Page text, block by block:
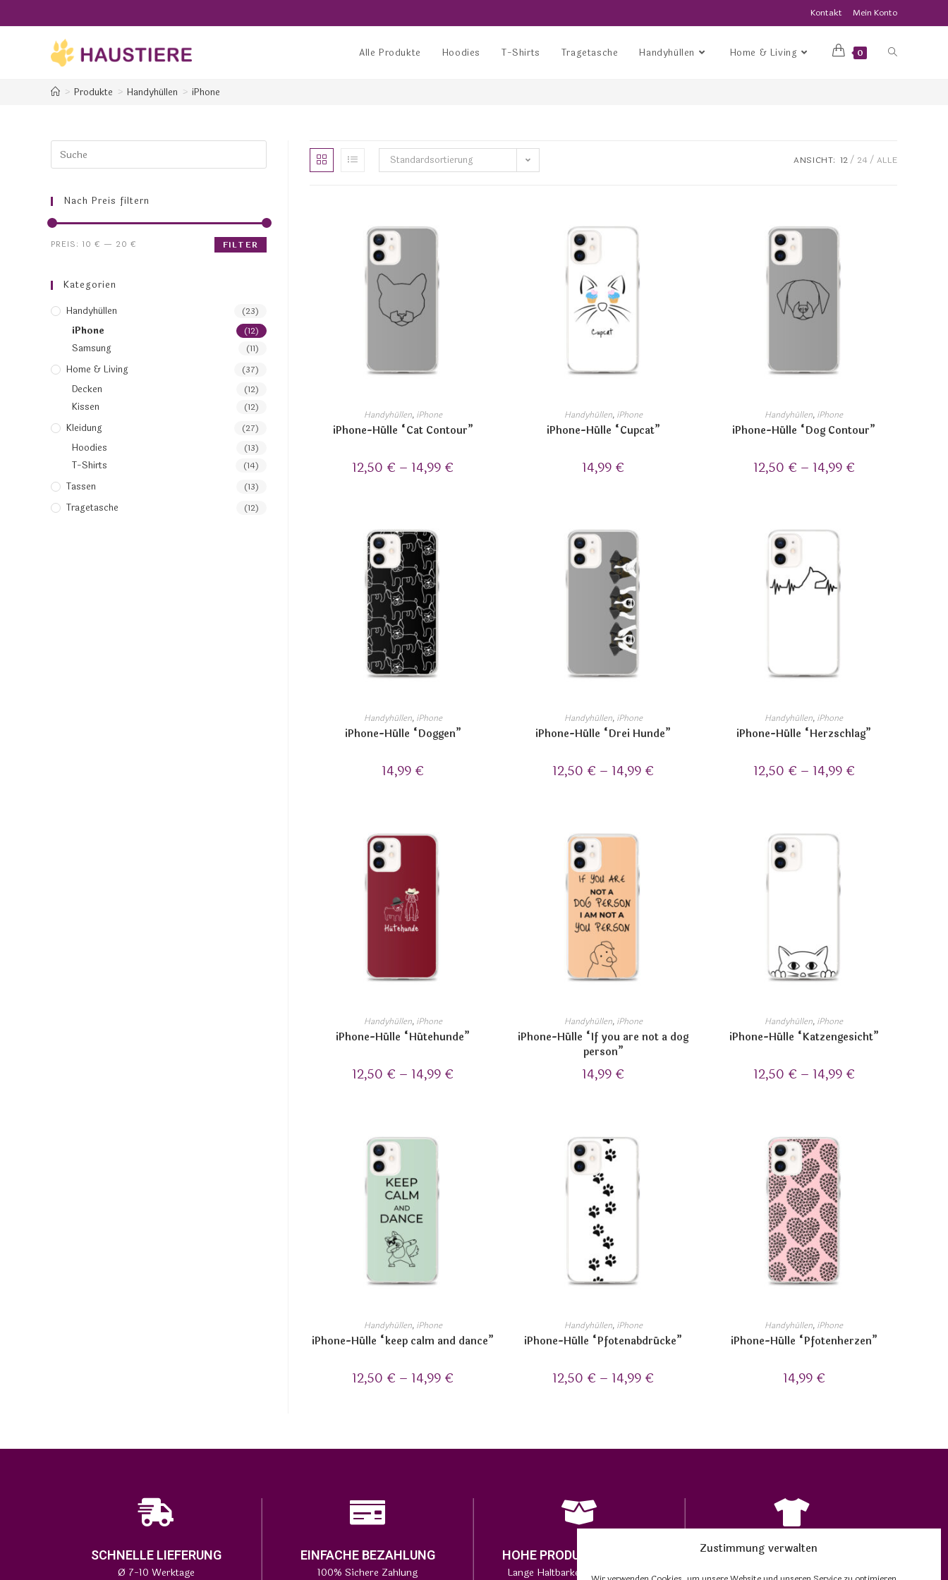
Zustimmung verwalten
Kontakt Mein Konto
Alle Produkte Hoodies T-Shirts Tragetasche Handyhüllen Home & Living 0
> Produkte > Handyhüllen > iPhone
Standardsortierung ANSICHT: 12 24 ALLE
Handyhüllen, iPhone
iPhone-Hülle “Cat Contour”
12,50 € – 14,99 €
Handyhüllen, iPhone
iPhone-Hülle “Cupcat”
14,99 €
Handyhüllen, iPhone
iPhone-Hülle “Dog Contour”
12,50 € – 14,99 €
Handyhüllen, iPhone
iPhone-Hülle “Doggen”
14,99 €
Handyhüllen, iPhone
iPhone-Hülle “Drei Hunde”
12,50 € – 14,99 €
Handyhüllen, iPhone
iPhone-Hülle “Herzschlag”
12,50 € – 14,99 €
Handyhüllen, iPhone
iPhone-Hülle “Hütehunde”
12,50 € – 14,99 €
Handyhüllen, iPhone
iPhone-Hülle “If you are not a dog
person”
14,99 €
Handyhüllen, iPhone
iPhone-Hülle “Katzengesicht”
12,50 € – 14,99 €
Handyhüllen, iPhone
iPhone-Hülle “keep calm and dance”
12,50 € – 14,99 €
Handyhüllen, iPhone
iPhone-Hülle “Pfotenabdrücke”
12,50 € – 14,99 €
Handyhüllen, iPhone
iPhone-Hülle “Pfotenherzen”
14,99 €
Nach Preis filtern
FILTER
PREIS: 10 € — 20 €
Kategorien
Handyhüllen
(23)
iPhone (12)
Samsung (11)
Home & Living (37)
Decken (12)
Kissen (12)
Kleidung (27)
Hoodies (13)
T-Shirts (14)
Tassen (13)
Tragetasche (12)
SCHNELLE LIEFERUNG
Ø 7-10 Werktage
EINFACHE BEZAHLUNG
100% Sichere Zahlung
HOHE PRODUKTQUALITÄT
Lange Haltbarkeit bei den Prints
EINZIGARTIGE DESIGNS
auf passenden Produkten